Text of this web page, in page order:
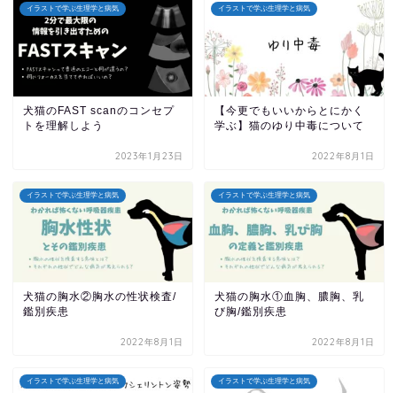
イラストで学ぶ生理学と病気
犬猫のFAST scanのコンセプ
トを理解しよう
2023年1月23日
イラストで学ぶ生理学と病気
【今更でもいいからとにかく
学ぶ】猫のゆり中毒について
2022年8月1日
イラストで学ぶ生理学と病気
犬猫の胸水②胸水の性状検査/
鑑別疾患
2022年8月1日
イラストで学ぶ生理学と病気
犬猫の胸水①血胸、膿胸、乳
び胸/鑑別疾患
2022年8月1日
イラストで学ぶ生理学と病気 イラストで学ぶ生理学と病気